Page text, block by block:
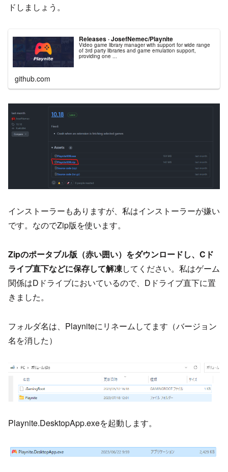
ドしましょう。
Releases · JosefNemec/Playnite
Video game library manager with support for wide range
of 3rd party libraries and game emulation support,
providing one ...
github.com
インストーラーもありますが、私はインストーラーが嫌い
です。なのでZip版を使います。
Zipのポータブル版（赤い囲い）をダウンロードし、Cド
ライブ直下などに保存して解凍してください。私はゲーム
関係はDドライブにおいているので、Dドライブ直下に置
きました。
フォルダ名は、Playniteにリネームしてます（バージョン
名を消した）
Playnite.DesktopApp.exeを起動します。